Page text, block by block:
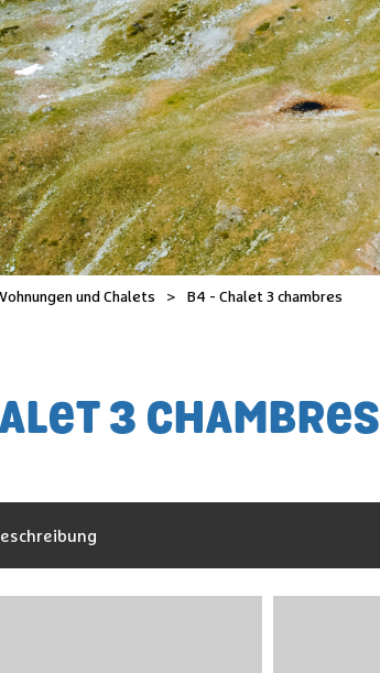
und Chalets > B4 - Chalet 3 chambres
3 CHAMBRES